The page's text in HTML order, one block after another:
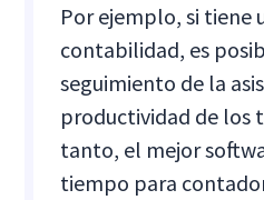
Por ejemplo, si tiene
contabilidad, es
seguimiento de la
productividad de los
tanto, el mejor
tiempo para